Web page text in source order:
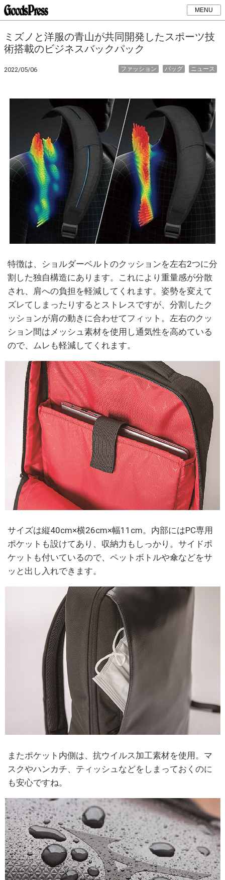
MENU
ミズノと洋服の青山が共同開発したスポーツ技
術搭載のビジネスバックパック
2022/05/06 ニュース
バッグ
ファッション
特徴は、ショルダーベルトのクッションを左右2つに分
割した独自構造にあります。これにより重量感が分散
され、肩への負担を軽減してくれます。姿勢を変えて
ズレてしまったりするとストレスですが、分割したク
ッションが肩の動きに合わせてフィット。左右のクッ
ション間はメッシュ素材を使用し通気性を高めている
ので、ムレも軽減してくれます。
サイズは縦40cm×横26cm×幅11cm。内部にはPC専用
ポケットも設けてあり、収納力もしっかり。サイドポ
ケットも付いているので、ペットボトルや傘などをサ
ッと出し入れできます。
またポケット内側は、抗ウイルス加工素材を使用。マ
スクやハンカチ、ティッシュなどをしまっておくのに
も安心ですね。